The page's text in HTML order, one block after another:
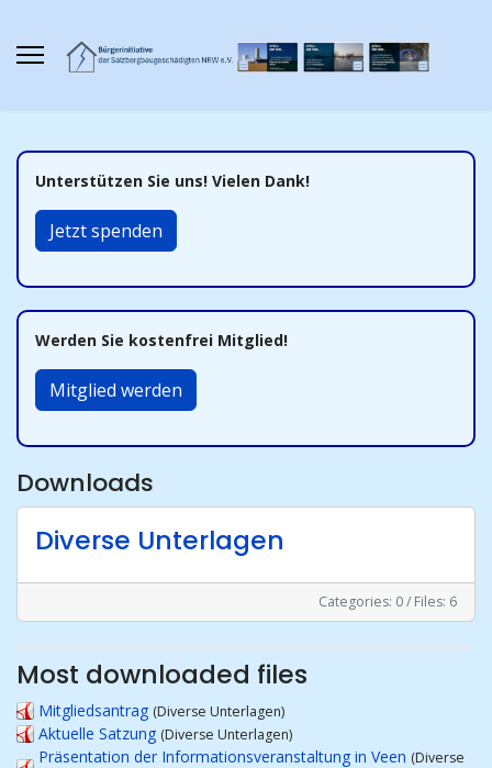
Unterstützen Sie uns! Vielen Dank!
Jetzt spenden
Werden Sie kostenfrei Mitglied!
Mitglied werden
Downloads
Diverse Unterlagen
Categories: 0/Files: 6
Most downloaded files
Mitgliedsantrag (Diverse Unterlagen)
Aktuelle Satzung (Diverse Unterlagen)
Präsentation der Informationsveranstaltung in Veen (Diverse